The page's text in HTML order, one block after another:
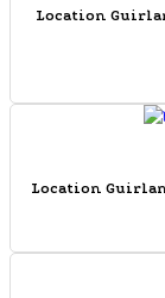
Location
Location